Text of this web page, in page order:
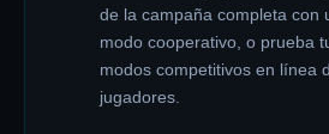
de la campaña completa con
modo cooperativo, o prueba
modos competitivos en línea
jugadores.